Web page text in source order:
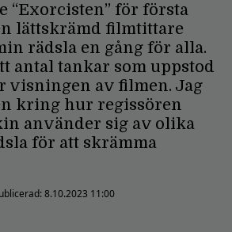
“Exorcisten” för första
lättskrämd filmtittare
rädsla en gång för alla.
antal tankar som uppstod
visningen av filmen. Jag
kring hur regissören
använder sig av olika
för att skrämma
8.10.2023 11:00